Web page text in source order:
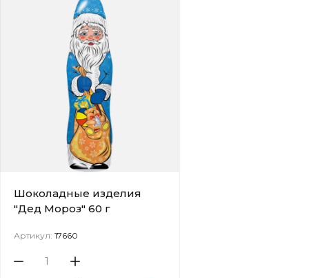
Шоколадные изделия
"Дед Мороз" 60 г
Артикул: 17660